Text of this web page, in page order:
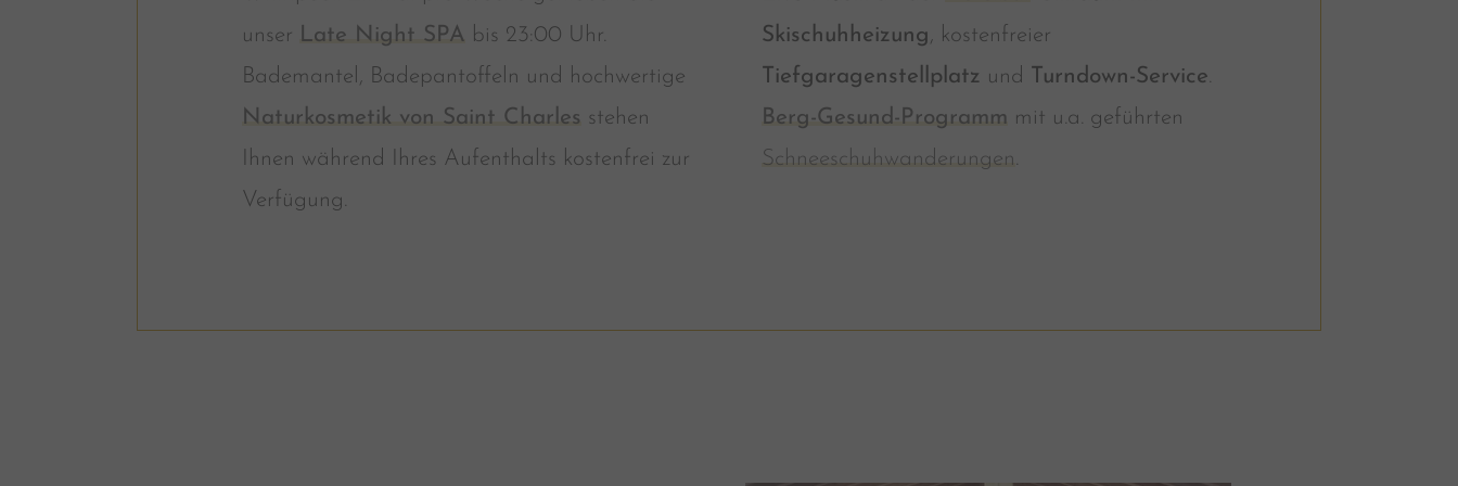
unser Late Night SPA bis 23:00 Uhr.
Bademantel, Badepantoffeln und hochwertige
Naturkosmetik von Saint Charles stehen
Ihnen während Ihres Aufenthalts kostenfrei zur
Verfügung.
Skischuhheizung, kostenfreier
Tiefgaragenstellplatz und Turndown-Service.
Berg-Gesund-Programm mit u.a. geführten
Schneeschuhwanderungen.